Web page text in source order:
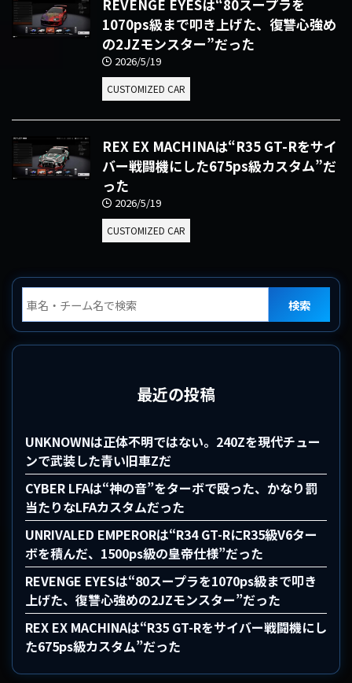
REVENGE EYESは“80スープラを
1070ps級まで叩き上げた、復讐心強め
の2JZモンスター”だった
2026/5/19
CUSTOMIZED CAR
REX EX MACHINAは“R35 GT-Rをサイ
バー戦闘機にした675ps級カスタム”だ
った
2026/5/19
CUSTOMIZED CAR
検索
最近の投稿
UNKNOWNは正体不明ではない。240Zを現代チュー
ンで武装した青い旧車Zだ
CYBER LFAは“神の音”をターボで殴った、かなり罰
当たりなLFAカスタムだった
UNRIVALED EMPERORは“R34 GT-RにR35級V6ター
ボを積んだ、1500ps級の皇帝仕様”だった
REVENGE EYESは“80スープラを1070ps級まで叩き
上げた、復讐心強めの2JZモンスター”だった
REX EX MACHINAは“R35 GT-Rをサイバー戦闘機にし
た675ps級カスタム”だった